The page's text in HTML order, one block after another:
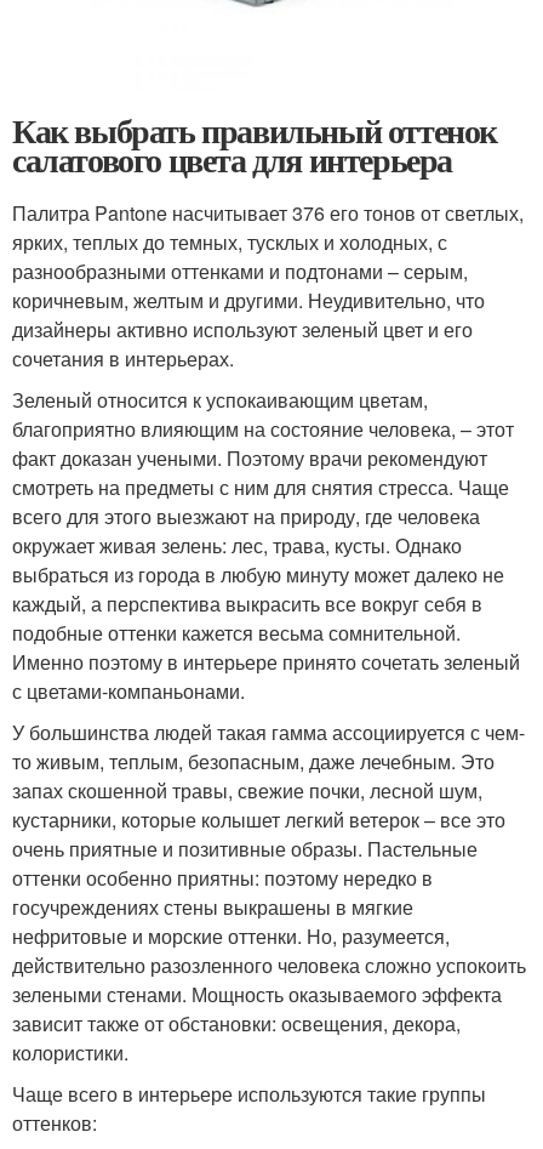
Как выбрать правильный оттенок
салатового цвета для интерьера
Палитра Pantone насчитывает 376 его тонов от светлых,
ярких, теплых до темных, тусклых и холодных, с
разнообразными оттенками и подтонами – серым,
коричневым, желтым и другими. Неудивительно, что
дизайнеры активно используют зеленый цвет и его
сочетания в интерьерах.
Зеленый относится к успокаивающим цветам,
благоприятно влияющим на состояние человека, – этот
факт доказан учеными. Поэтому врачи рекомендуют
смотреть на предметы с ним для снятия стресса. Чаще
всего для этого выезжают на природу, где человека
окружает живая зелень: лес, трава, кусты. Однако
выбраться из города в любую минуту может далеко не
каждый, а перспектива выкрасить все вокруг себя в
подобные оттенки кажется весьма сомнительной.
Именно поэтому в интерьере принято сочетать зеленый
с цветами-компаньонами.
У большинства людей такая гамма ассоциируется с чем-
то живым, теплым, безопасным, даже лечебным. Это
запах скошенной травы, свежие почки, лесной шум,
кустарники, которые колышет легкий ветерок – все это
очень приятные и позитивные образы. Пастельные
оттенки особенно приятны: поэтому нередко в
госучреждениях стены выкрашены в мягкие
нефритовые и морские оттенки. Но, разумеется,
действительно разозленного человека сложно успокоить
зелеными стенами. Мощность оказываемого эффекта
зависит также от обстановки: освещения, декора,
колористики.
Чаще всего в интерьере используются такие группы
оттенков: